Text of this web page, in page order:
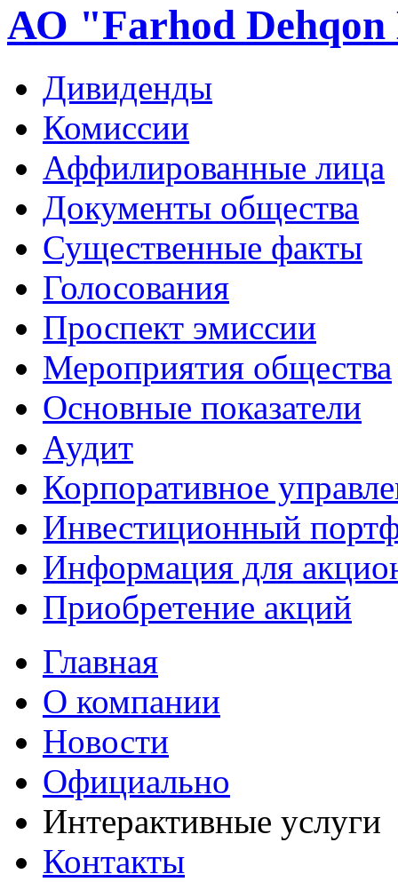
АО "Farhod
Дивиденды
Комиссии
Аффилированные лица
Документы общества
Существенные факты
Голосования
Проспект эмиссии
Мероприятия общества
Основные показатели
Аудит
Корпоративное
Инвестиционный
Информация для
Приобретение акций
Главная
О компании
Новости
Официально
Интерактивные услуги
Контакты